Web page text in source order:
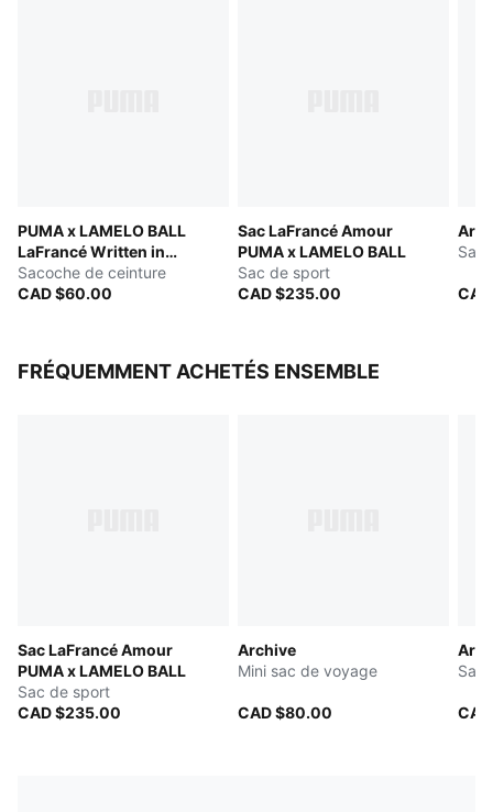
PUMA x LAMELO BALL
LaFrancé Written in
Chrome
Sacoche de ceinture
CAD $60.00
Sac LaFrancé Amour
PUMA x LAMELO BALL
Sac de sport
CAD $235.00
Sac
FRÉQUEMMENT ACHETÉS ENSEMBLE
Sac LaFrancé Amour
PUMA x LAMELO BALL
Sac de sport
CAD $235.00
Archive
Mini sac de voyage
CAD $80.00
Sac